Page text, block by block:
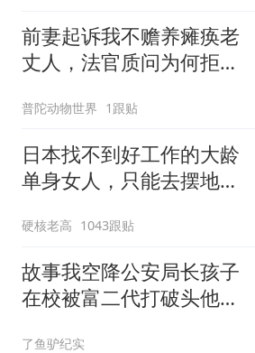
前妻起诉我不赡养瘫痪老
丈人，法官质问为何拒不
普陀动物世界 1跟贴
日本找不到好工作的大龄
单身女人，只能去摆地
硬核老高 1043跟贴
故事我空降公安局长孩子
在校被富二代打破头他爹
了鱼驴纪实